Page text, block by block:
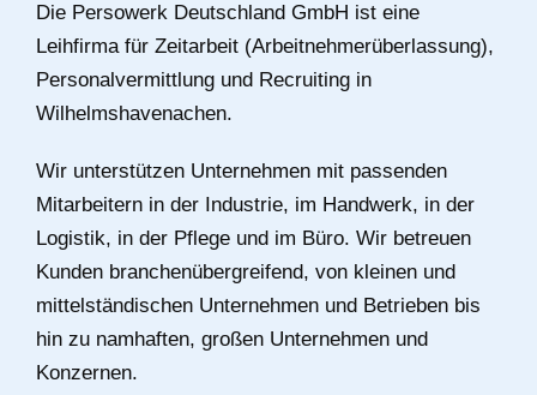
Die Persowerk Deutschland GmbH ist eine
Leihfirma für Zeitarbeit (Arbeitnehmerüberlassung),
Personalvermittlung und Recruiting in
Wilhelmshavenachen.
Wir unterstützen Unternehmen mit passenden
Mitarbeitern in der Industrie, im Handwerk, in der
Logistik, in der Pflege und im Büro. Wir betreuen
Kunden branchenübergreifend, von kleinen und
mittelständischen Unternehmen und Betrieben bis
hin zu namhaften, großen Unternehmen und
Konzernen.